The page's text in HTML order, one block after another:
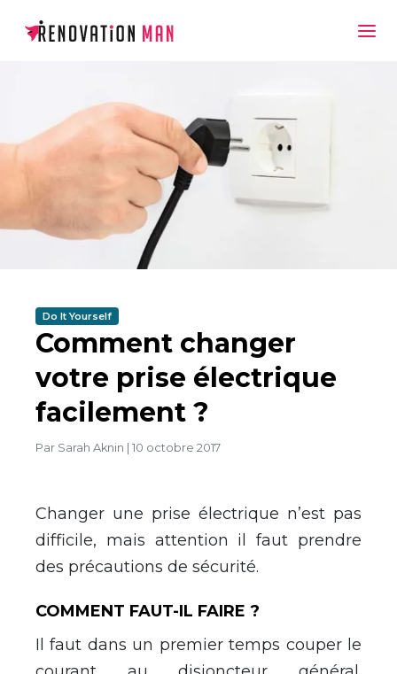
Do It Yourself
Comment changer
votre prise électrique
facilement ?
Par Sarah Aknin 10 octobre 2017
Changer une prise électrique n’est pas
difficile, mais attention il faut prendre
des précautions de sécurité.
COMMENT FAUT-IL FAIRE ?
Il faut dans un premier temps couper le